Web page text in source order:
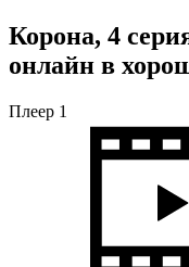
Корона, 4
онлайн в
Плеер 1